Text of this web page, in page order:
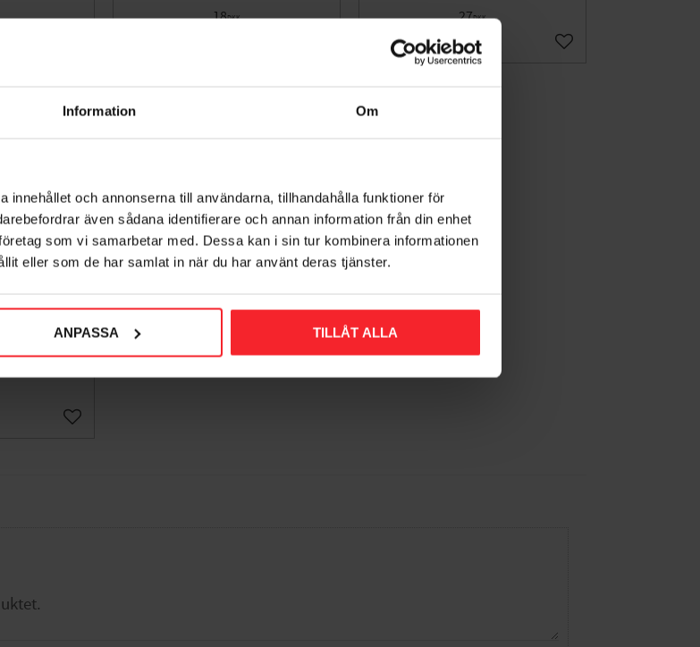
Information Om
innehållet och annonserna till användarna, tillhandahålla funktioner för
även sådana identifierare och annan information från din enhet
som vi samarbetar med. Dessa kan i sin tur kombinera informationen
eller som de har samlat in när du har använt deras tjänster.
ANPASSA TILLÅT ALLA
18DKK
Gem som favorit
27DKK
Gem som favorit
5stk, Habo
Gem som favorit